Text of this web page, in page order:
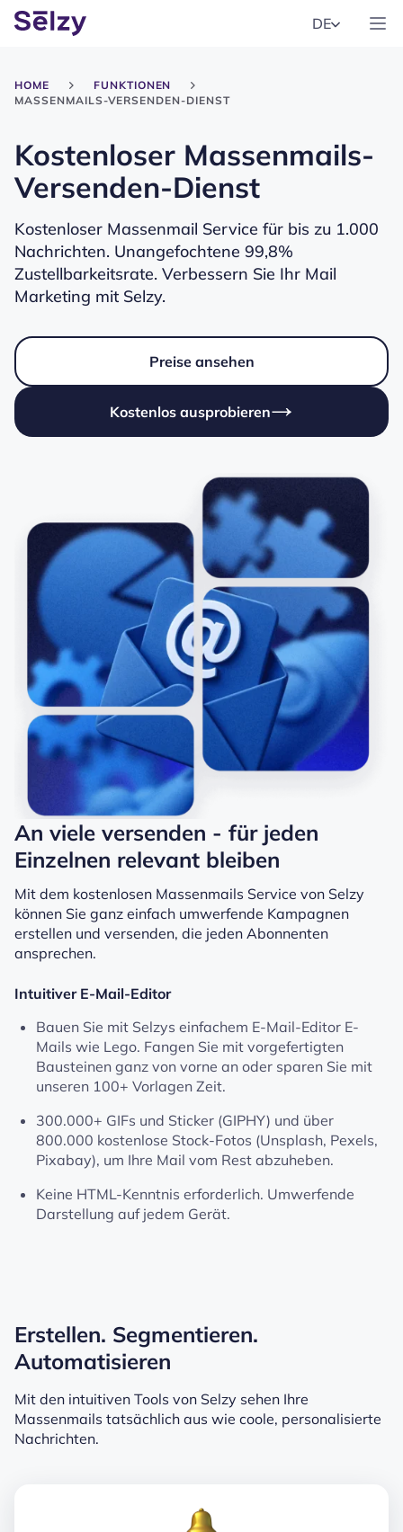
DE
HOME
FUNKTIONEN
MASSENMAILS-VERSENDEN-DIENST
Kostenloser Massenmails-
Versenden-Dienst
Kostenloser Massenmail Service für bis zu 1.000
Nachrichten. Unangefochtene 99,8%
Zustellbarkeitsrate. Verbessern Sie Ihr Mail
Marketing mit Selzy.
Kostenlos ausprobieren
Preise ansehen
An viele versenden - für jeden
Einzelnen relevant bleiben
Mit dem kostenlosen Massenmails Service von Selzy
können Sie ganz einfach umwerfende Kampagnen
erstellen und versenden, die jeden Abonnenten
ansprechen.
Intuitiver E-Mail-Editor
Bauen Sie mit Selzys einfachem E-Mail-Editor E-
Mails wie Lego. Fangen Sie mit vorgefertigten
Bausteinen ganz von vorne an oder sparen Sie mit
unseren 100+ Vorlagen Zeit.
300.000+ GIFs und Sticker (GIPHY) und über
800.000 kostenlose Stock-Fotos (Unsplash, Pexels,
Pixabay), um Ihre Mail vom Rest abzuheben.
Keine HTML-Kenntnis erforderlich. Umwerfende
Darstellung auf jedem Gerät.
Erstellen. Segmentieren.
Automatisieren
Mit den intuitiven Tools von Selzy sehen Ihre
Massenmails tatsächlich aus wie coole, personalisierte
Nachrichten.